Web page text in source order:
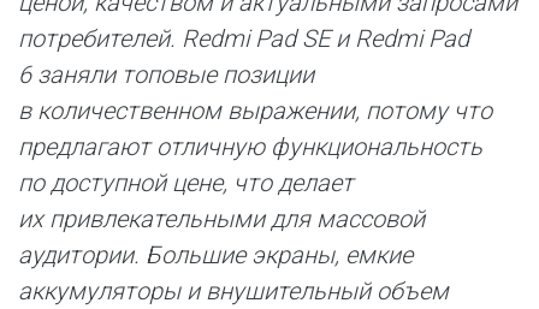
потребителей. Redmi Pad SE и Redmi Pad
6 заняли топовые позиции
в количественном выражении, потому что
предлагают отличную функциональность
по доступной цене, что делает
их привлекательными для массовой
аудитории. Большие экраны, емкие
аккумуляторы и внушительный объем